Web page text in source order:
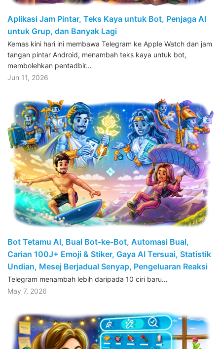
Aplikasi Jam Pintar, Teks Kaya untuk Bot, Penjaga AI
untuk Grup, dan Banyak Lagi
Kemas kini hari ini membawa Telegram ke Apple Watch dan jam
tangan pintar Android, menambah teks kaya untuk bot,
membolehkan pentadbir…
Jun 11, 2026
Bot Tetamu AI, Bual Bot-ke-Bot, Automasi Bual,
Carian 100J+ Emoji & Stiker, Gaya AI Tersuai, Statistik
Undian, Mesej Berjadual Senyap, Pengeluaran Reaksi
Telegram menambah lebih daripada 10 ciri baru…
May 7, 2026